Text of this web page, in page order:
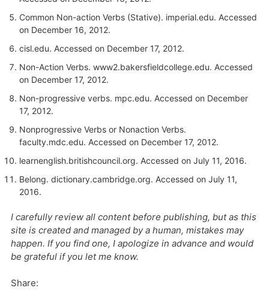
Common Non-action Verbs (Stative). imperial.edu. Accessed
on December 16, 2012.
cisl.edu. Accessed on December 17, 2012.
Non-Action Verbs. www2.bakersfieldcollege.edu. Accessed
on December 17, 2012.
Non-progressive verbs. mpc.edu. Accessed on December
17, 2012.
Nonprogressive Verbs or Nonaction Verbs.
faculty.mdc.edu. Accessed on December 17, 2012.
learnenglish.britishcouncil.org. Accessed on July 11, 2016.
Belong. dictionary.cambridge.org. Accessed on July 11,
2016.
I carefully review all content before publishing, but as this
site is created and managed by a human, mistakes may
happen. If you find one, I apologize in advance and would
be grateful if you let me know.
Share: